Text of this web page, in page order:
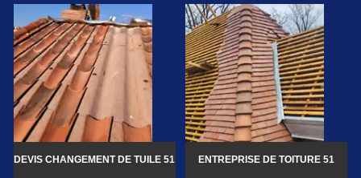
DEVIS CHANGEMENT DE TUILE 51 ENTREPRISE DE TOITURE 51